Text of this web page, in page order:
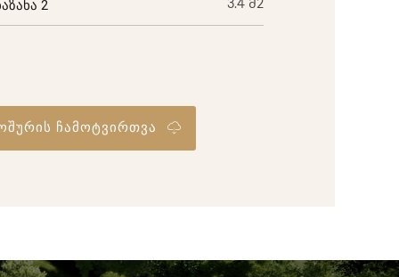
2 3.4 მ2
ჩამოტვირთვა